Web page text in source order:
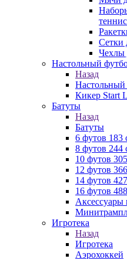
Сетки
Чехлы
Настольный
Назад
Настольный
Кикер Start
Батуты
Назад
Батуты
6 футов 183
8 футов 244
10 футов
12 футов
14 футов
16 футов
Аксессуары
Игротека
Назад
Игротека
Аэрохоккей